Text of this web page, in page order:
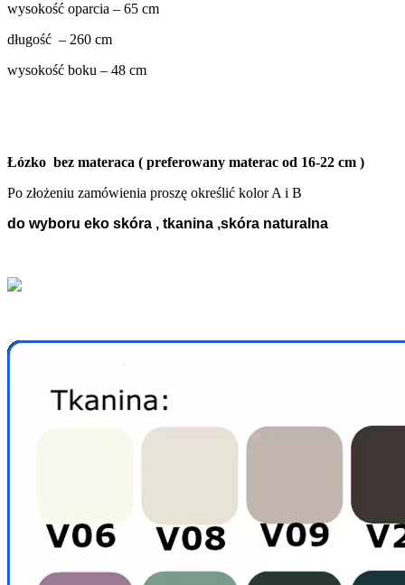
wysokość oparcia – 65 cm
długość – 260 cm
wysokość boku – 48 cm
Łózko bez materaca ( preferowany materac od 16-22 cm )
Po złożeniu zamówienia proszę określić kolor A i B
do wyboru eko skóra , tkanina ,skóra naturalna